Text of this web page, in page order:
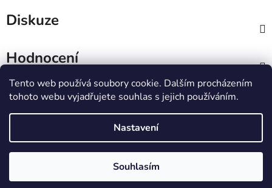
Tento web používá soubory cookie. Dalším procházením
tohoto webu vyjadřujete souhlas s jejich používáním.
Nastavení
Souhlasím
Diskuze
Hodnocení
IT e-shop
Vytvořil Shoptet
PCL Štětí s.r.o.
vyhrazena.